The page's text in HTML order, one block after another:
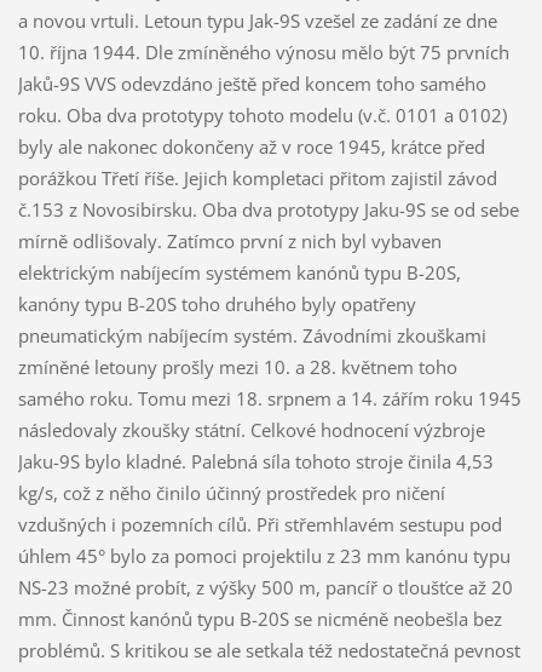
a novou vrtuli. Letoun typu Jak-9S vzešel ze zadání ze dne
10. října 1944. Dle zmíněného výnosu mělo být 75 prvních
Jaků-9S VVS odevzdáno ještě před koncem toho samého
roku. Oba dva prototypy tohoto modelu (v.č. 0101 a 0102)
byly ale nakonec dokončeny až v roce 1945, krátce před
porážkou Třetí říše. Jejich kompletaci přitom zajistil závod
č.153 z Novosibirsku. Oba dva prototypy Jaku-9S se od sebe
mírně odlišovaly. Zatímco první z nich byl vybaven
elektrickým nabíjecím systémem kanónů typu B-20S,
kanóny typu B-20S toho druhého byly opatřeny
pneumatickým nabíjecím systém. Závodními zkouškami
zmíněné letouny prošly mezi 10. a 28. květnem toho
samého roku. Tomu mezi 18. srpnem a 14. zářím roku 1945
následovaly zkoušky státní. Celkové hodnocení výzbroje
Jaku-9S bylo kladné. Palebná síla tohoto stroje činila 4,53
kg/s, což z něho činilo účinný prostředek pro ničení
vzdušných i pozemních cílů. Při střemhlavém sestupu pod
úhlem 45° bylo za pomoci projektilu z 23 mm kanónu typu
NS-23 možné probít, z výšky 500 m, pancíř o tloušťce až 20
mm. Činnost kanónů typu B-20S se nicméně neobešla bez
problémů. S kritikou se ale setkala též nedostatečná pevnost